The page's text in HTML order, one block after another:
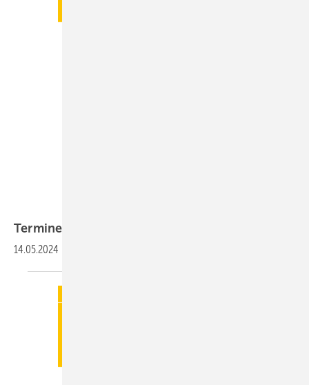
Termine
14.05.2024